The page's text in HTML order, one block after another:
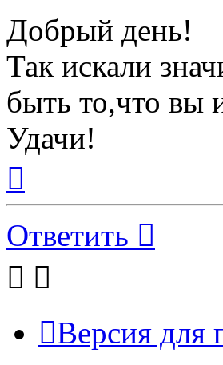
Добрый день!
Так искали
быть то,что вы
Удачи!
началу
Ответить
Версия для